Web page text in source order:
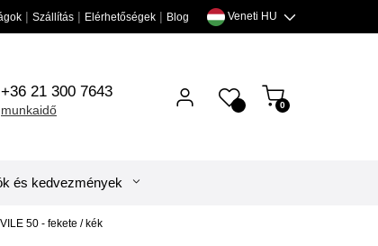
|Szállítás| Elérhetőségek| Blog Veneti HU
+36 21 300 7643
munkaidő 0
és kedvezmények
MOVILE 50 - fekete / kék